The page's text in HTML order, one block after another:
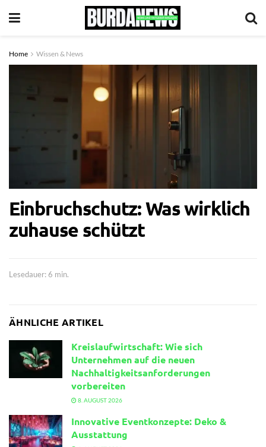
Home Wissen & News
Einbruchschutz: Was wirklich
zuhause schützt
Lesedauer: 6 min.
ÄHNLICHE ARTIKEL
Kreislaufwirtschaft: Wie sich
Unternehmen auf die neuen
Nachhaltigkeitsanforderungen
vorbereiten
8. AUGUST 2026
Innovative Eventkonzepte: Deko &
Ausstattung